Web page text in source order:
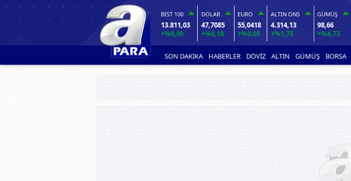
BIST 100
13.811,03
+%0,09
DOLAR
47,7085
+%0,18
EURO
55,0418
+%0,05
ALTIN ONS
4.314,13
+%1,75
GÜMÜŞ
98,66
+%4,73
SON DAKİKA HABERLER DÖVİZ ALTIN GÜMÜŞ BORSA